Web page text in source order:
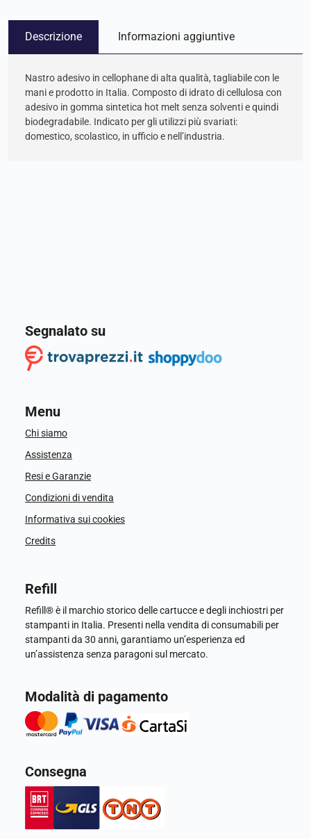
Descrizione Informazioni aggiuntive
Nastro adesivo in cellophane di alta qualità, tagliabile con le
mani e prodotto in Italia. Composto di idrato di cellulosa con
adesivo in gomma sintetica hot melt senza solventi e quindi
biodegradabile. Indicato per gli utilizzi più svariati:
domestico, scolastico, in ufficio e nell’industria.
Segnalato su
Menu
Chi siamo
Assistenza
Resi e Garanzie
Condizioni di vendita
Informativa sui cookies
Credits
Refill
Refill® è il marchio storico delle cartucce e degli inchiostri per
stampanti in Italia. Presenti nella vendita di consumabili per
stampanti da 30 anni, garantiamo un’esperienza ed
un’assistenza senza paragoni sul mercato.
Modalità di pagamento
Consegna